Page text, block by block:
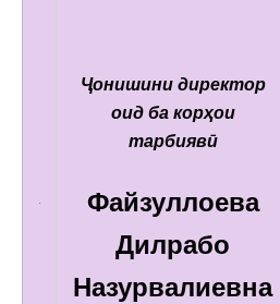
Ҷонишини директор
оид ба корҳои
тарбиявӣ
Файзуллоева
Дилрабо
Назурвалиевна